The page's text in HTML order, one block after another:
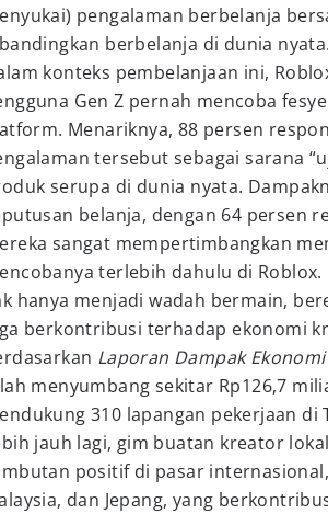
pengalaman berbelanja
berbelanja di dunia nyata.
konteks pembelanjaan ini,
Gen Z pernah mencoba
Menariknya, 88 persen
tersebut sebagai sarana
serupa di dunia nyata.
belanja, dengan 64 persen
sangat mempertimbangkan
terlebih dahulu di Roblox.
hanya menjadi wadah bermain,
berkontribusi terhadap ekonomi
Laporan Dampak
menyumbang sekitar Rp126,7
310 lapangan pekerjaan di
jauh lagi, gim buatan kreator
positif di pasar
dan Jepang, yang